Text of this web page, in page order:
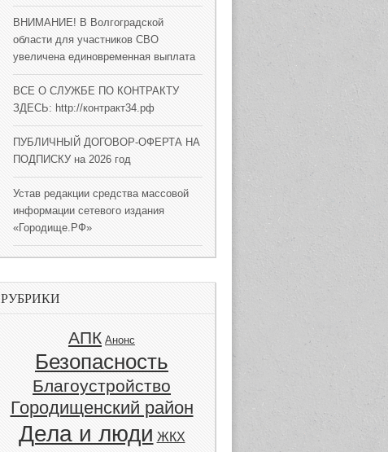
ВНИМАНИЕ! В Волгоградской
области для участников СВО
увеличена единовременная выплата
ВСЕ О СЛУЖБЕ ПО КОНТРАКТУ
ЗДЕСЬ: http://контракт34.рф
ПУБЛИЧНЫЙ ДОГОВОР-ОФЕРТА НА
ПОДПИСКУ на 2026 год
Устав редакции средства массовой
информации сетевого издания
«Городище.РФ»
РУБРИКИ
АПК Анонс
Безопасность
Благоустройство
Городищенский район
Дела и люди ЖКХ